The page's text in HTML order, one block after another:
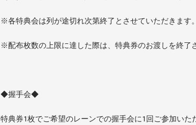
※各特典会は列が途切れ次第終了とさせていただきます。
※配布枚数の上限に達した際は、特典券のお渡しを終
◆握手会◆
特典券1枚でご希望のレーンでの握手会に1回ご参加いた